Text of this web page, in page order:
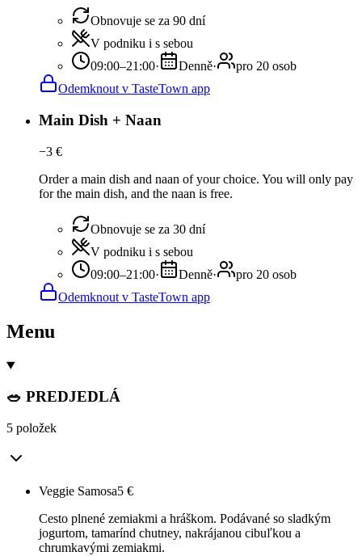
Obnovuje se za 90 dní
V podniku i s sebou
09:00–21:00· Denně·
pro 20 osob
Odemknout v TasteTown app
Main Dish + Naan
−3 €
Order a main dish and naan of your choice. You will only pay
for the main dish, and the naan is free.
Obnovuje se za 30 dní
V podniku i s sebou
09:00–21:00· Denně·
pro 20 osob
Odemknout v TasteTown app
Menu
🥗 PREDJEDLÁ
5 položek
Veggie Samosa5 €
Cesto plnené zemiakmi a hráškom. Podávané so sladkým
jogurtom, tamarínd chutney, nakrájanou cibuľkou a
chrumkavými zemiakmi.